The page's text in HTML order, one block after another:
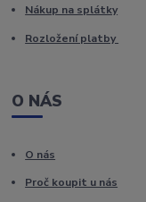
Nákup na splátky
Rozložení platby
O NÁS
O nás
Proč koupit u nás